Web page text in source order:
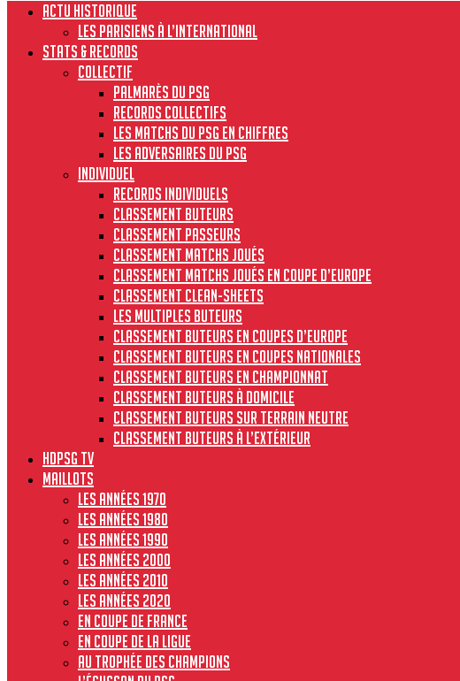
ACTU HISTORIQUE
Les Parisiens à l’international
STATS & RECORDS
Collectif
Palmarès du PSG
Records collectifs
Les matchs du PSG en chiffres
Les adversaires du PSG
Individuel
Records individuels
Classement buteurs
Classement passeurs
Classement matchs joués
Classement matchs joués en Coupe d’Europe
Classement clean-sheets
Les multiples buteurs
Classement buteurs en coupes d’Europe
Classement buteurs en coupes nationales
Classement buteurs en championnat
Classement buteurs à domicile
Classement buteurs sur terrain neutre
Classement buteurs à l’extérieur
HdPSG TV
MAILLOTS
Les années 1970
Les années 1980
Les années 1990
Les années 2000
Les années 2010
Les années 2020
En Coupe de France
En Coupe de la Ligue
Au Trophée des Champions